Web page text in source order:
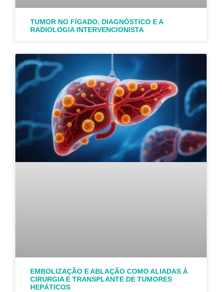
TUMOR NO FÍGADO. DIAGNÓSTICO E A
RADIOLOGIA INTERVENCIONISTA
EMBOLIZAÇÃO E ABLAÇÃO COMO ALIADAS À
CIRURGIA E TRANSPLANTE DE TUMORES
HEPÁTICOS